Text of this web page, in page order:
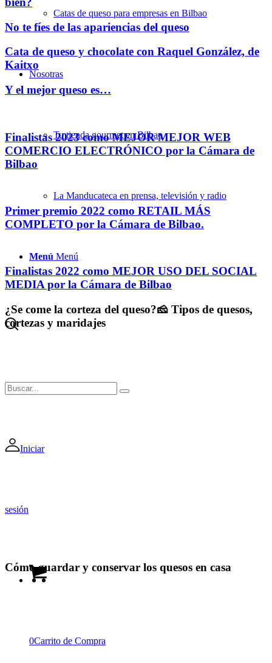
Catas de queso para empresas en Bilbao
Nosotras
Tu tienda gourmet en Bilbao
La Manducateca en prensa, televisión y radio
Menú Menú
Iniciar
sesión
0Carrito de Compra
No te fíes de las apariencias del queso
Cata de queso y chocolate con Raquel González, de
Kaitxo
Y el mejor queso es…
Finalistas 2023 como MEJOR MEJOR WEB
COMERCIO ELECTRÓNICO por la Cámara de
Bilbao
Primer premio 2022 como RETAIL MÁS
COMPLETO por la Cámara de Bilbao.
Finalistas 2022 como MEJOR USO DEL SOCIAL
MEDIA por la Cámara de Bilbao
¿Se come la corteza del queso?🧀 Tipos de quesos,
cortezas y maridajes
Cómo guardar y conservar los quesos en casa